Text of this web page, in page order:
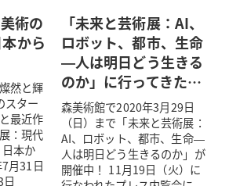
術の
から
然と輝
スター
最近作
：現代
本か
月31日
日
「未来と芸術展：AI、
ロボット、都市、生命
—人は明日どう生きる
のか」に行ってきた…
森美術館で2020年3月29日
（日）まで「未来と芸術展：
AI、ロボット、都市、生命—
人は明日どう生きるのか」が
開催中！ 11月19日（火）に